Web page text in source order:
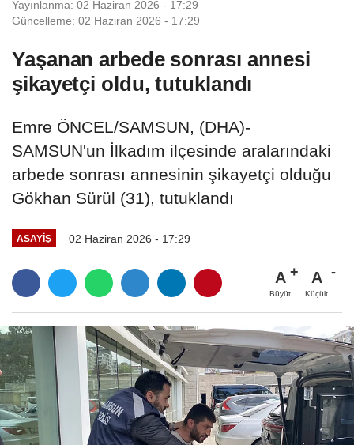
Yayınlanma: 02 Haziran 2026 - 17:29
Güncelleme: 02 Haziran 2026 - 17:29
Yaşanan arbede sonrası annesi
şikayetçi oldu, tutuklandı
Emre ÖNCEL/SAMSUN, (DHA)-
SAMSUN'un İlkadım ilçesinde aralarındaki
arbede sonrası annesinin şikayetçi olduğu
Gökhan Sürül (31), tutuklandı
ASAYIŞ 02 Haziran 2026 - 17:29
A
Büyüt
A
Küçült